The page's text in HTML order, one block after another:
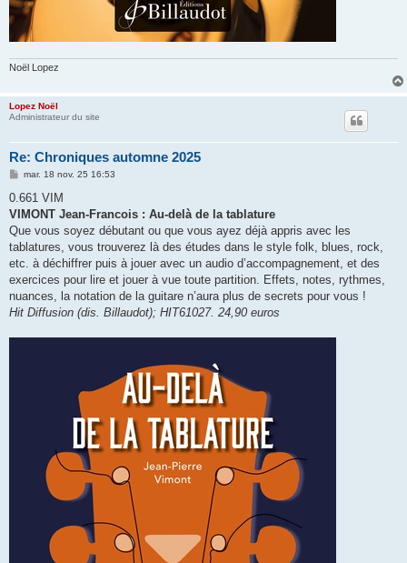
Noël Lopez
Lopez Noël
Administrateur du site
Re: Chroniques automne 2025
M
s
a
g
mar. 18 nov. 25 16:53
0.661 VIM
VIMONT Jean-Francois : Au-delà de la tablature
Que vous soyez débutant ou que vous ayez déjà appris avec les
tablatures, vous trouverez là des études dans le style folk, blues, rock,
etc. à déchiffrer puis à jouer avec un audio d’accompagnement, et des
exercices pour lire et jouer à vue toute partition. Effets, notes, rythmes,
nuances, la notation de la guitare n’aura plus de secrets pour vous !
Hit Diffusion (dis. Billaudot); HIT61027. 24,90 euros